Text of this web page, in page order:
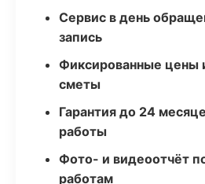
Сервис в день
запись
Фиксированные цены
сметы
Гарантия до 24
работы
Фото- и видеоотчёт
работам